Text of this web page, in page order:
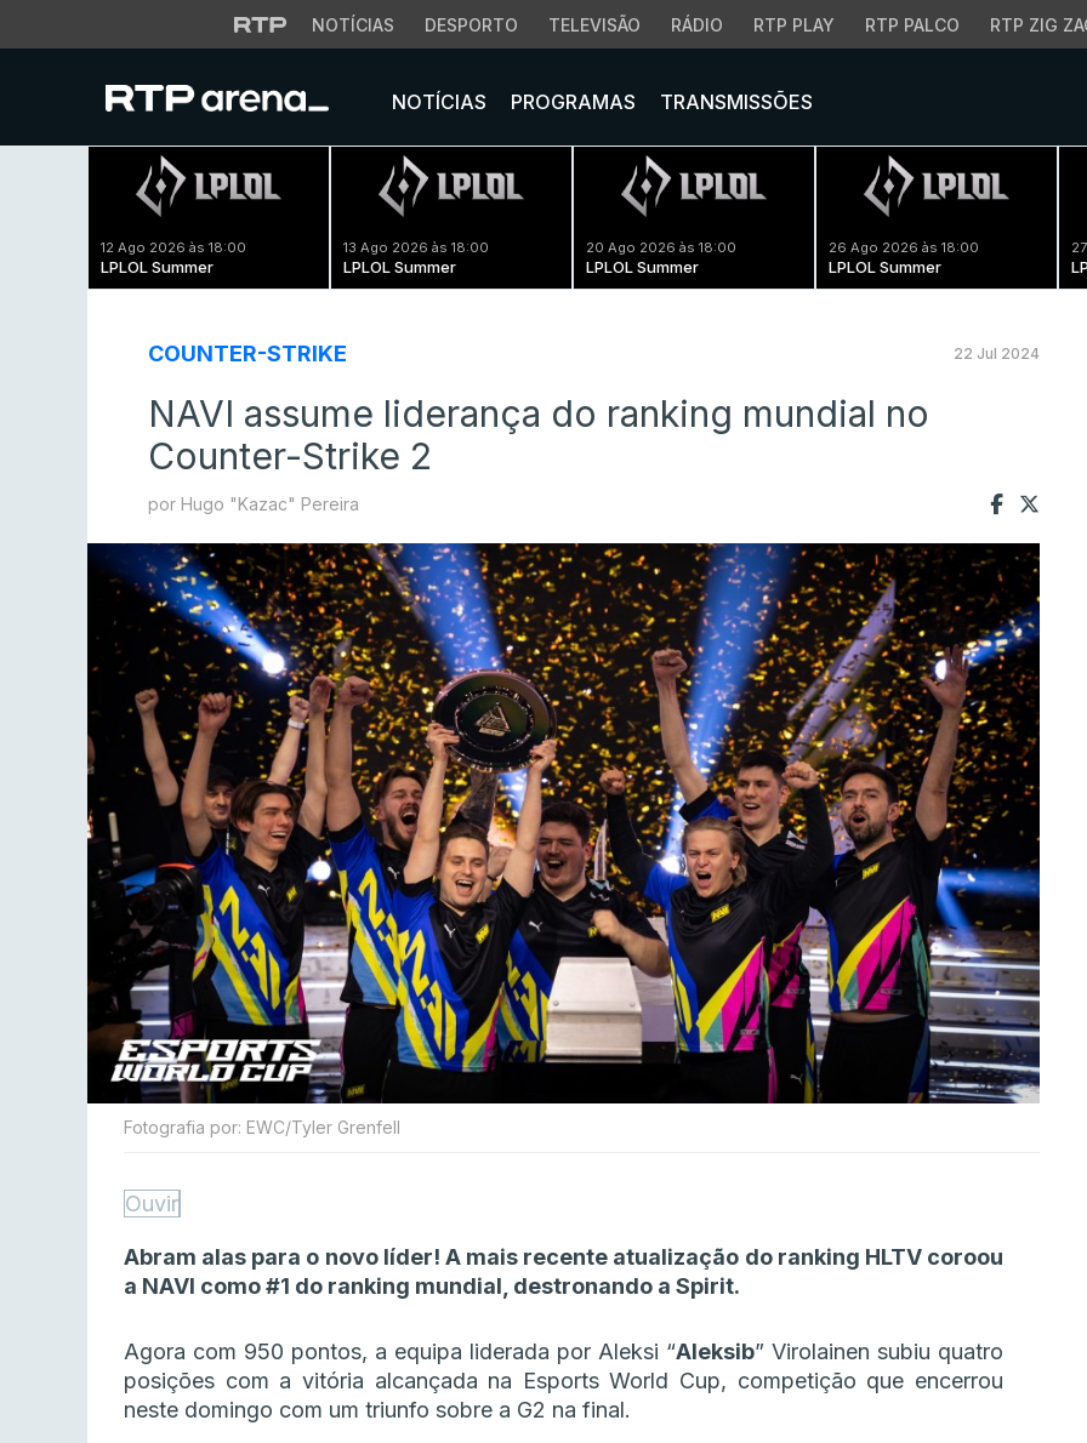
NOTÍCIAS DESPORTO TELEVISÃO RÁDIO RTP PLAY RTP PALCO RTP ZIG
NOTÍCIAS PROGRAMAS TRANSMISSÕES
12 Ago 2026 às 18:00
LPLOL Summer
13 Ago 2026 às 18:00
LPLOL Summer
20 Ago 2026 às 18:00
LPLOL Summer
26 Ago 2026 às 18:00
LPLOL Summer
COUNTER-STRIKE 22 Jul 2024
NAVI assume liderança do ranking mundial no
Counter-Strike 2
por Hugo "Kazac" Pereira
Fotografia por: EWC/Tyler Grenfell
Ouvir
Abram alas para o novo líder! A mais recente atualização do ranking HLTV coroou
a NAVI como #1 do ranking mundial, destronando a Spirit.
Agora com 950 pontos, a equipa liderada por Aleksi “⁠Aleksib⁠” Virolainen subiu quatro
posições com a vitória alcançada na Esports World Cup, competição que encerrou
neste domingo com um triunfo sobre a G2 na final.